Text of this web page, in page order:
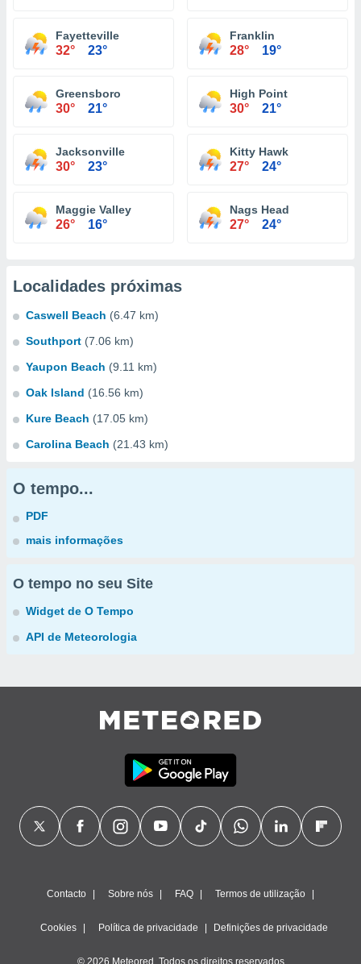
Fayetteville
32° 23°
Franklin
28° 19°
Greensboro
30° 21°
High Point
30° 21°
Jacksonville
30° 23°
Kitty Hawk
27° 24°
Maggie Valley
26° 16°
Nags Head
27° 24°
Localidades próximas
Caswell Beach (6.47 km)
Southport (7.06 km)
Yaupon Beach (9.11 km)
Oak Island (16.56 km)
Kure Beach (17.05 km)
Carolina Beach (21.43 km)
O tempo...
PDF
mais informações
O tempo no seu Site
Widget de O Tempo
API de Meteorologia
Contacto Sobre nós FAQ Termos de utilização
Cookies Política de privacidade Definições de privacidade
© 2026 Meteored. Todos os direitos reservados